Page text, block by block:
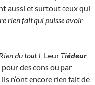
aussi et surtout ceux qui
rien fait qui puisse avoir
Rien du tout ! Leur Tiédeur
des cons ou par
ils n’ont encore rien fait de